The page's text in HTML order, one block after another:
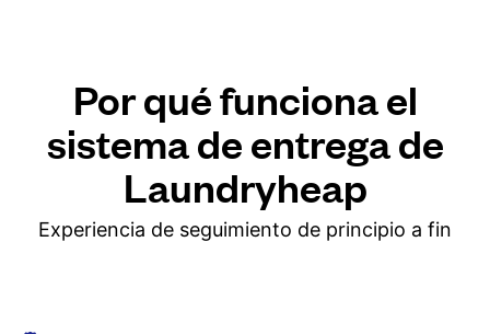
Por qué funciona el
sistema de entrega de
Laundryheap
Experiencia de seguimiento de principio a fin